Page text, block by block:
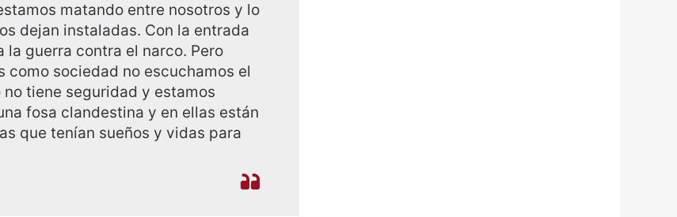
matando entre nosotros y lo
dejan instaladas. Con la entrada
guerra contra el narco. Pero
sociedad no escuchamos el
tiene seguridad y estamos
fosa clandestina y en ellas están
que tenían sueños y vidas para